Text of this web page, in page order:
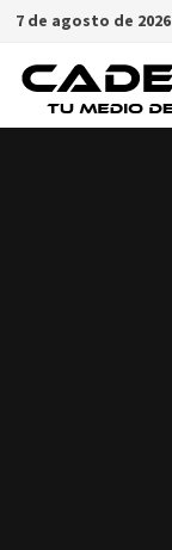
Saltar
contenido
7 de agosto de 2026